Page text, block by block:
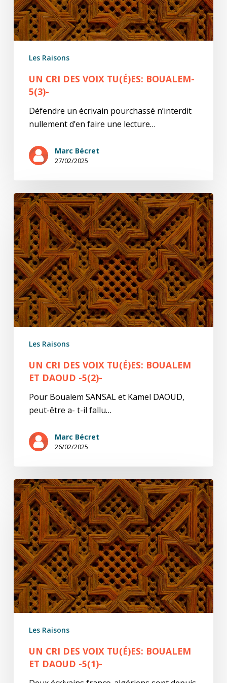
Les Raisons
UN CRI DES VOIX TU(É)ES: BOUALEM-
5(3)-
Défendre un écrivain pourchassé n’interdit
nullement d’en faire une lecture…
Marc Bécret
27/02/2025
Un
cri
des
voix
tu(é)es:
Boualem
et
Daoud
-5(2)-
Les Raisons
UN CRI DES VOIX TU(É)ES: BOUALEM
ET DAOUD -5(2)-
Pour Boualem SANSAL et Kamel DAOUD,
peut-être a- t-il fallu…
Marc Bécret
26/02/2025
Un
cri
des
voix
tu(é)es:
Boualem
et
Daoud
-5(1)-
Les Raisons
UN CRI DES VOIX TU(É)ES: BOUALEM
ET DAOUD -5(1)-